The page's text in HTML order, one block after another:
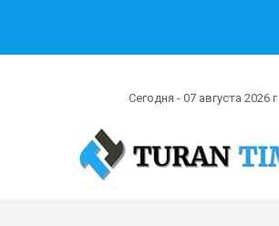
Сегодня - 07 августа 2026 г